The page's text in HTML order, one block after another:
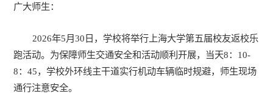
广大师生：
2026年5月30日，学校将举行上海大学第五届校友返校乐
跑活动。为保障师生交通安全和活动顺利开展，当天8：10-
8：45，学校外环线主干道实行机动车辆临时规避，师生现场
通行注意安全。